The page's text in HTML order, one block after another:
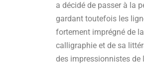
a décidé de passer à la
gardant toutefois les
fortement imprégné de
calligraphie et de sa
des impressionnistes de